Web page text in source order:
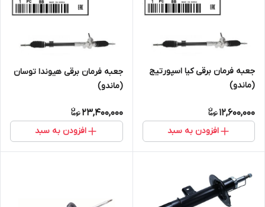
جعبه فرمان برقی کیا اسپورتیج
(ماندو)
12,600,000
افزودن به سبد
جعبه فرمان برقی هیوندا توسان
(ماندو)
23,400,000
افزودن به سبد